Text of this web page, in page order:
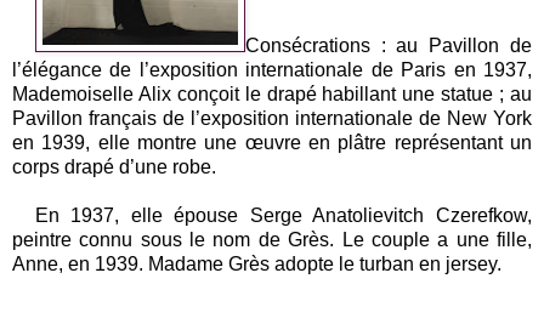
Consécrations : au Pavillon de
l’élégance de l’exposition internationale de Paris en 1937,
Mademoiselle Alix conçoit le drapé habillant une statue ; au
Pavillon français de l’exposition internationale de New York
en 1939, elle montre une œuvre en plâtre représentant un
corps drapé d’une robe.
En 1937, elle épouse Serge Anatolievitch Czerefkow,
peintre connu sous le nom de Grès. Le couple a une fille,
Anne, en 1939. Madame Grès adopte le turban en jersey.